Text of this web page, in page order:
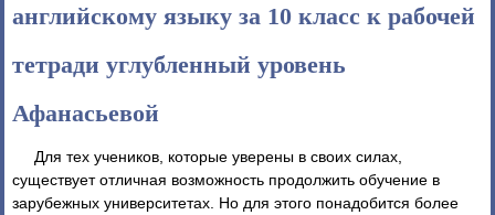
английскому языку за 10 класс к рабочей
тетради углубленный уровень
Афанасьевой
Для тех учеников, которые уверены в своих силах,
существует отличная возможность продолжить обучение в
зарубежных университетах. Но для этого понадобится более